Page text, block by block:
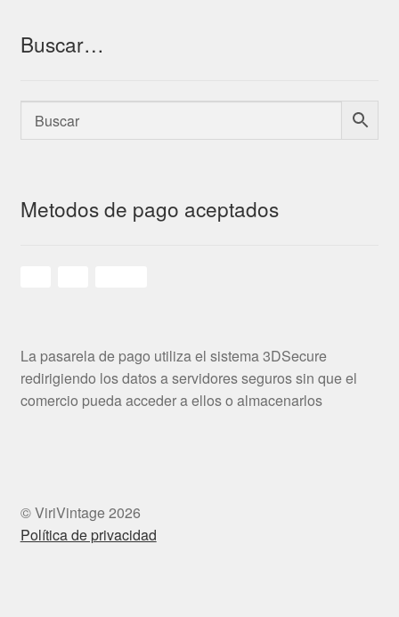
Buscar…
Metodos de pago aceptados
La pasarela de pago utiliza el sistema 3DSecure
redirigiendo los datos a servidores seguros sin que el
comercio pueda acceder a ellos o almacenarlos
© ViriVintage 2026
Política de privacidad